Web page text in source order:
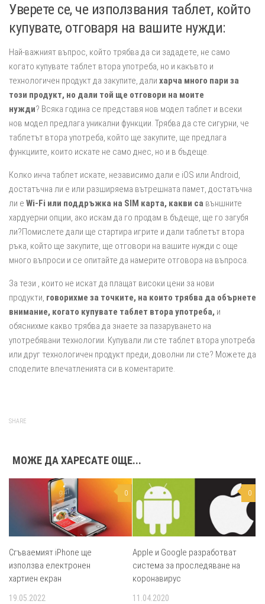
Уверете се, че използвания таблет, който
купувате, отговаря на вашите нужди:
Най-важният въпрос, който трябва да си зададете, не само
когато купувате таблет втора употреба, но и какъвто и
технологичен продукт да закупите, дали харча много пари за
този продукт, но дали той ще отговори на моите
нужди? Всяка година се представя нов модел таблет и всеки
нов модел предлага уникални функции. Трябва да сте сигурни, че
таблетът втора употреба, който ще закупите, ще предлага
функциите, които искате не само днес, но и в бъдеще.
Колко инча таблет искате, независимо дали е iOS или Android,
достатъчна ли е или разширяема вътрешната памет, достатъчна
ли е Wi-Fi или поддръжка на SIM карта, какви са външните
хардуерни опции, ако искам да го продам в бъдеще, ще го загубя
ли?Помислете дали ще стартира игрите и дали таблетът втора
ръка, който ще закупите, ще отговори на вашите нужди с още
много въпроси и се опитайте да намерите отговора на въпроса.
За тези , които не искат да плащат високи цени за нови
продукти, говорихме за точките, на които трябва да обърнете
внимание, когато купувате таблет втора употреба, и
обяснихме какво трябва да знаете за пазаруването на
употребявани технологии. Купували ли сте таблет втора употреба
или друг технологичен продукт преди, доволни ли сте? Можете да
споделите впечатленията си в коментарите.
SHARE
МОЖЕ ДА ХАРЕСАТЕ ОЩЕ...
0
Сгъваемият iPhone ще
използва електронен
хартиен екран
19.05.2022
0
Apple и Google разработват
система за проследяване на
коронавирус
11.04.2020